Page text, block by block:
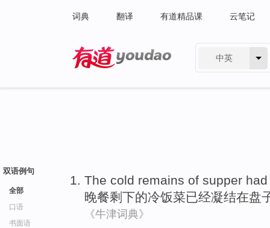
词典 翻译 有道精品课 云笔记
中英
双语例句
全部
口语
书面语
The cold remains of supper
晚餐剩下的冷饭菜已经凝结在盘
《牛津词典》